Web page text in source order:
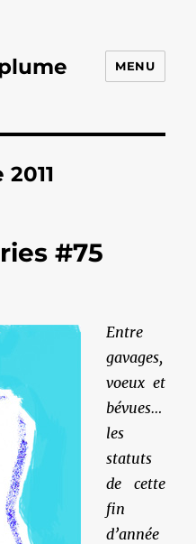
MENU
#75
Entre
gavages,
voeux et
bévues…
les
statuts
de cette
fin
d’année